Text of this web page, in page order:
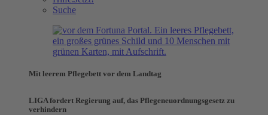
Suche
Mit leerem Pflegebett vor dem Landtag
LIGA fordert Regierung auf, das Pflegeneuordnungsgesetz zu
verhindern